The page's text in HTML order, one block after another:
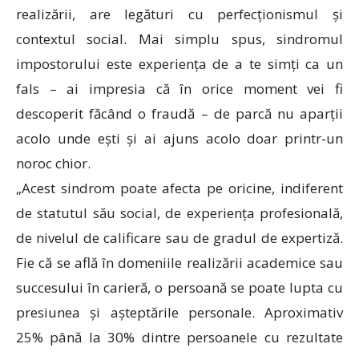
realizării, are legături cu perfecționismul și
contextul social. Mai simplu spus, sindromul
impostorului este experiența de a te simți ca un
fals – ai impresia că în orice moment vei fi
descoperit făcând o fraudă – de parcă nu aparții
acolo unde ești și ai ajuns acolo doar printr-un
noroc chior.
„Acest sindrom poate afecta pe oricine, indiferent
de statutul său social, de experiența profesională,
de nivelul de calificare sau de gradul de expertiză.
Fie că se află în domeniile realizării academice sau
succesului în carieră, o persoană se poate lupta cu
presiunea și așteptările personale. Aproximativ
25% până la 30% dintre persoanele cu rezultate